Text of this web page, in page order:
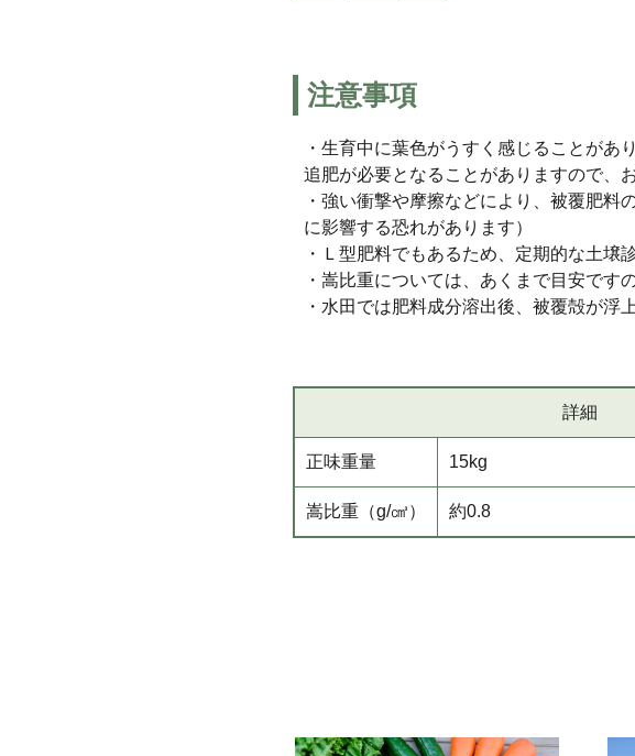
注意事項
・生育中に葉色がうすく感じることが
追肥が必要となることがありますので、
・強い衝撃や摩擦などにより、被覆肥
に影響する恐れがあります）
・Ｌ型肥料でもあるため、定期的な土壌
・嵩比重については、あくまで目安です
・水田では肥料成分溶出後、被覆殻が浮
詳細
正味重量 15kg
嵩比重（g/㎤） 約0.8